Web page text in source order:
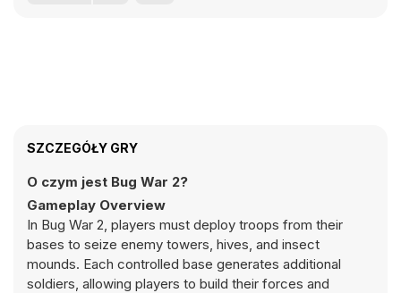
SZCZEGÓŁY GRY
O czym jest Bug War 2?
Gameplay Overview
In Bug War 2, players must deploy troops from their
bases to seize enemy towers, hives, and insect
mounds. Each controlled base generates additional
soldiers, allowing players to build their forces and